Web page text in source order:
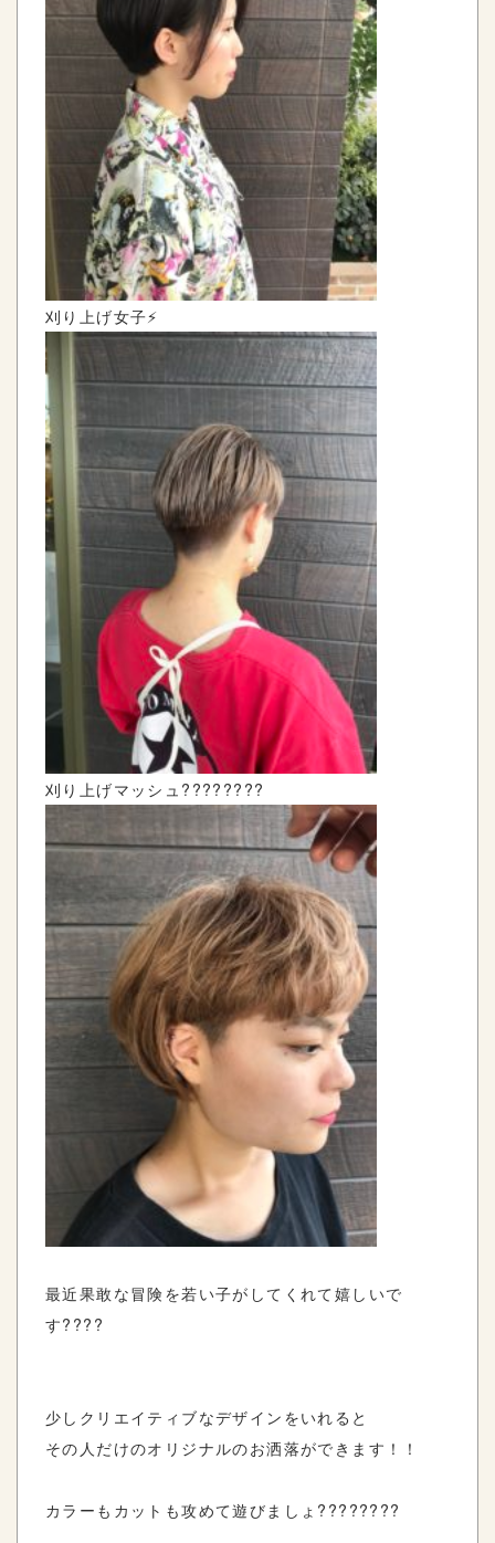
刈り上げ女子⚡️
刈り上げマッシュ????????
最近果敢な冒険を若い子がしてくれて嬉しいで
す????
少しクリエイティブなデザインをいれると
その人だけのオリジナルのお洒落ができます！！
カラーもカットも攻めて遊びましょ????????